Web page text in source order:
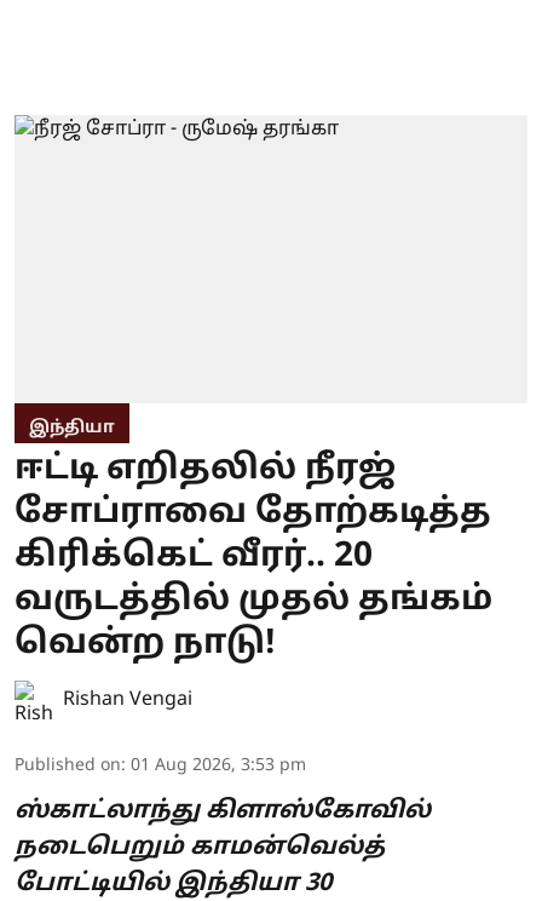
இந்தியா
ஈட்டி எறிதலில் நீரஜ்
சோப்ராவை தோற்கடித்த
கிரிக்கெட் வீரர்.. 20
வருடத்தில் முதல் தங்கம்
வென்ற நாடு!
Rishan Vengai
Published on: 01 Aug 2026, 3:53 pm
ஸ்காட்லாந்து கிளாஸ்கோவில்
நடைபெறும் காமன்வெல்த்
போட்டியில் இந்தியா 30